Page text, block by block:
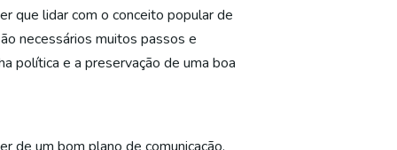
que lidar com o conceito popular de
necessários muitos passos e
política e a preservação de uma boa